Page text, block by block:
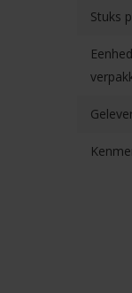
Stuks